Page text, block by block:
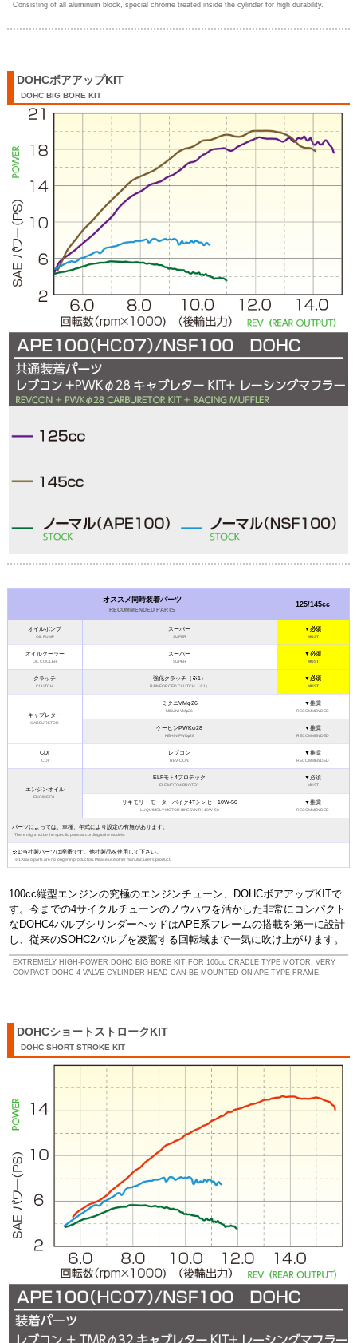
Consisting of all aluminum block, special chrome treated inside the cylinder for high durability.
DOHCボアアップKIT
DOHC BIG BORE KIT
オススメ同時装着パーツ
RECOMMENDED PARTS
125/145cc
オイルポンプ
OIL PUMP
スーパー
SUPER
▼必須
MUST
オイルクーラー
OIL COOLER
スーパー
SUPER
▼必須
MUST
クラッチ
CLUTCH
強化クラッチ（※1）
RAINFORCED CLUTCH（※1）
▼必須
MUST
キャブレター
CARBURETOR
ミクニVMφ26
MIKUNI VMφ26
▼推奨
RECOMMENDED
ケーヒンPWKφ28
KEIHIN PWKφ28
▼推奨
RECOMMENDED
CDI
CDI
レブコン
REV-CON
▼推奨
RECOMMENDED
エンジンオイル
ENGINE OIL
ELFモト4プロテック
ELF MOTO4 PROTEC
▼必須
MUST
リキモリ モーターバイク4Tシンセ 10W-50
LUQUIMOLY MOTOR BIKE SYNTH 10W-50
▼推奨
RECOMMENDED
パーツによっては、車種、年式により設定の有無があります。
There might not be the specific parts according to the models.
※1:当社製パーツは廃番です。他社製品を使用して下さい。
※1:Kitaco parts are no longer in production. Please use other manufacturer's product.
100cc縦型エンジンの究極のエンジンチューン、DOHCボアアップKITで
す。今までの4サイクルチューンのノウハウを活かした非常にコンパクト
なDOHC4バルブシリンダーヘッドはAPE系フレームの搭載を第一に設計
し、従来のSOHC2バルブを凌駕する回転域まで一気に吹け上がります。
EXTREMELY HIGH-POWER DOHC BIG BORE KIT FOR 100cc CRADLE TYPE MOTOR. VERY
COMPACT DOHC 4 VALVE CYLINDER HEAD CAN BE MOUNTED ON APE TYPE FRAME.
DOHCショートストロークKIT
DOHC SHORT STROKE KIT